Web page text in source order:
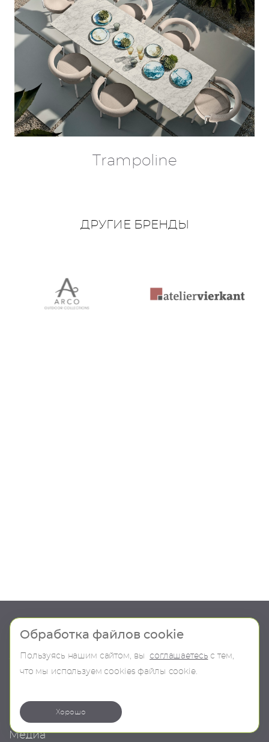
Trampoline
ДРУГИЕ БРЕНДЫ
Шоу-рум
О компании
Продукция
В наличии
Медиа
Обработка файлов cookie
Пользуясь нашим сайтом, вы соглашаетесь с тем,
что мы используем сookies файлы cookie.
Хорошо